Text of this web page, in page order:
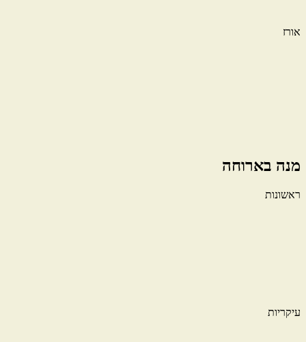
אורז
מנה בארוחה
ראשונות
עיקריות